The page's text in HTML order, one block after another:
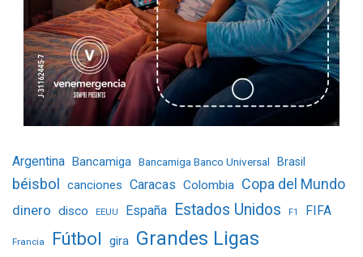
Argentina Bancamiga Bancamiga Banco Universal Brasil
béisbol canciones Caracas Colombia Copa del Mundo
dinero disco EEUU España Estados Unidos F1 FIFA
Francia Fútbol gira Grandes Ligas